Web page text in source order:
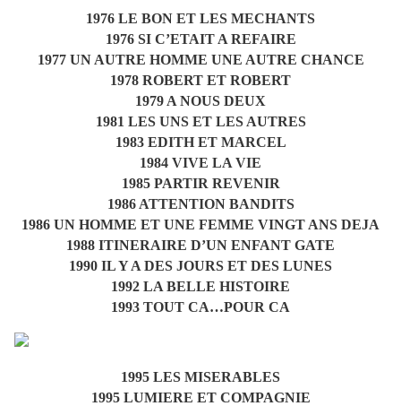
1976 LE BON ET LES MECHANTS
1976 SI C’ETAIT A REFAIRE
1977 UN AUTRE HOMME UNE AUTRE CHANCE
1978 ROBERT ET ROBERT
1979 A NOUS DEUX
1981 LES UNS ET LES AUTRES
1983 EDITH ET MARCEL
1984 VIVE LA VIE
1985 PARTIR REVENIR
1986 ATTENTION BANDITS
1986 UN HOMME ET UNE FEMME VINGT ANS DEJA
1988 ITINERAIRE D’UN ENFANT GATE
1990 IL Y A DES JOURS ET DES LUNES
1992 LA BELLE HISTOIRE
1993 TOUT CA…POUR CA
1995 LES MISERABLES
1995 LUMIERE ET COMPAGNIE